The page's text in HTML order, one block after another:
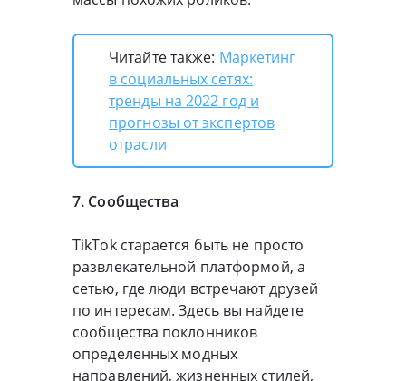
Читайте также: Маркетинг
в социальных сетях:
тренды на 2022 год и
прогнозы от экспертов
отрасли
7. Сообщества
TikTok старается быть не просто
развлекательной платформой, а
сетью, где люди встречают друзей
по интересам. Здесь вы найдете
сообщества поклонников
определенных модных
направлений, жизненных стилей,